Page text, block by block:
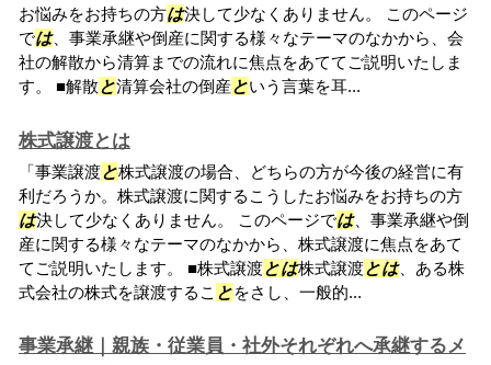
お悩みをお持ちの方は決して少なくありません。 このページ
では、事業承継や倒産に関する様々なテーマのなかから、会
社の解散から清算までの流れに焦点をあててご説明いたしま
す。 ■解散と清算会社の倒産 という言葉を耳...
株式譲渡とは
「事業譲渡と株式譲渡の場合、どちらの方が今後の経営に有
利だろうか。株式譲渡に関するこうしたお悩みをお持ちの方
は決して少なくありません。 このページでは、事業承継や倒
産に関する様々なテーマのなかから、株式譲渡に焦点をあて
てご説明いたします。 ■株式譲渡とは株式譲渡とは、ある株
式会社の株式を譲渡するこ とをさし、一般的...
事業承継｜親族・従業員・社外それぞれへ承継するメ